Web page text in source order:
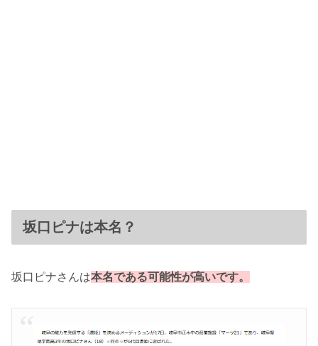
坂口ピナは本名？
坂口ピナさんは本名である可能性が高いです。